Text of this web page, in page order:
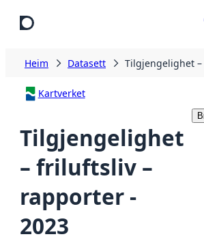
Heim Datasett Tilgjengelighet
Kartverket
Tilgjengelighet
– friluftsliv –
rapporter -
2023